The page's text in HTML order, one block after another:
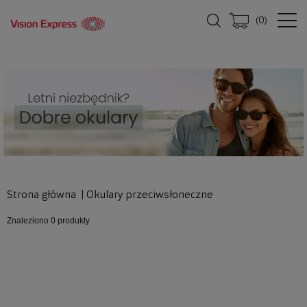
(0)
Strona główna Okulary przeciwsłoneczne
Znaleziono 0 produkty